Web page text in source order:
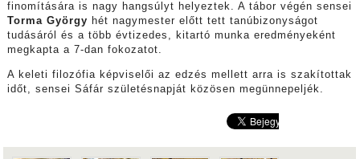
finomítására is nagy hangsúlyt helyeztek. A tábor végén sensei
Torma György hét nagymester előtt tett tanúbizonyságot
tudásáról és a több évtizedes, kitartó munka eredményeként
megkapta a 7-dan fokozatot.
A keleti filozófia képviselői az edzés mellett arra is szakítottak
időt, sensei Sáfár születésnapját közösen megünnepeljék.